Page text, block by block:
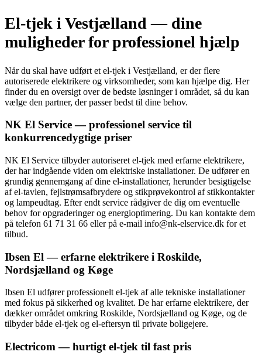
El-tjek i Vestjælland — dine
muligheder for professionel hjælp
Når du skal have udført et el-tjek i Vestjælland, er der flere
autoriserede elektrikere og virksomheder, som kan hjælpe dig. Her
finder du en oversigt over de bedste løsninger i området, så du kan
vælge den partner, der passer bedst til dine behov.
NK El Service — professionel service til
konkurrencedygtige priser
NK El Service tilbyder autoriseret el-tjek med erfarne elektrikere,
der har indgående viden om elektriske installationer. De udfører en
grundig gennemgang af dine el-installationer, herunder besigtigelse
af el-tavlen, fejlstrømsafbrydere og stikprøvekontrol af stikkontakter
og lampeudtag. Efter endt service rådgiver de dig om eventuelle
behov for opgraderinger og energioptimering. Du kan kontakte dem
på telefon 61 71 31 66 eller på e-mail info@nk-elservice.dk for et
tilbud.
Ibsen El — erfarne elektrikere i Roskilde,
Nordsjælland og Køge
Ibsen El udfører professionelt el-tjek af alle tekniske installationer
med fokus på sikkerhed og kvalitet. De har erfarne elektrikere, der
dækker området omkring Roskilde, Nordsjælland og Køge, og de
tilbyder både el-tjek og el-eftersyn til private boligejere.
Electricom — hurtigt el-tjek til fast pris